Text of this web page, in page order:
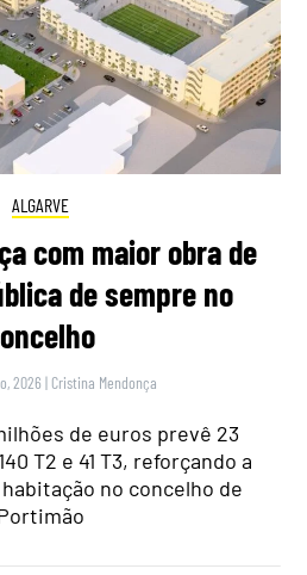
ALGARVE
com maior obra de
de sempre no
2026 | Cristina Mendonça
de euros prevê 23
T2 e 41 T3, reforçando a
no concelho de